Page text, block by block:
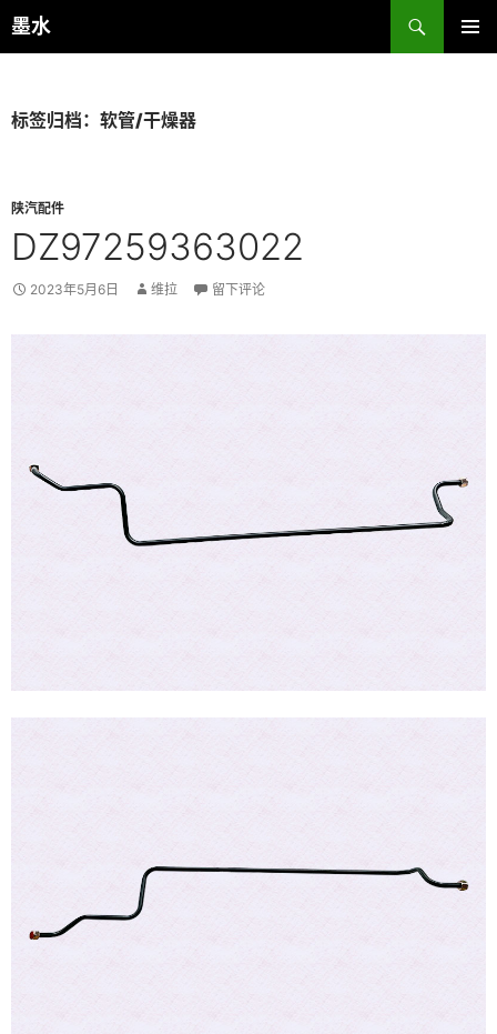
跳
至
墨水
搜
索
标签归档：软管/干燥器
陕汽配件
DZ97259363022
2023年5月6日 维拉 留下评论